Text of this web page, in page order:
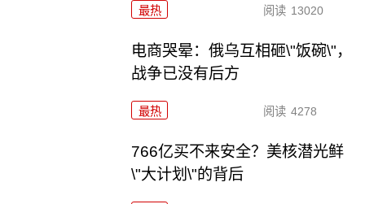
最热 阅读 13020
电商哭晕：俄乌互相砸\"饭碗\"，
战争已没有后方
最热 阅读 4278
766亿买不来安全？美核潜光鲜
\"大计划\"的背后